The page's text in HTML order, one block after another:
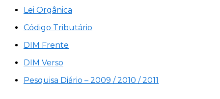
Lei Orgânica
Código Tributário
DIM Frente
DIM Verso
Pesquisa Diário – 2009 / 2010 / 2011